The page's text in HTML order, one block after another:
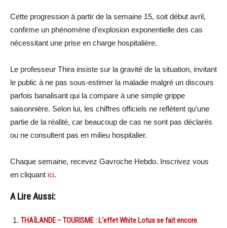
Cette progression à partir de la semaine 15, soit début avril,
confirme un phénomène d’explosion exponentielle des cas
nécessitant une prise en charge hospitalière.
Le professeur Thira insiste sur la gravité de la situation, invitant
le public à ne pas sous-estimer la maladie malgré un discours
parfois banalisant qui la compare à une simple grippe
saisonnière. Selon lui, les chiffres officiels ne reflètent qu’une
partie de la réalité, car beaucoup de cas ne sont pas déclarés
ou ne consultent pas en milieu hospitalier.
Chaque semaine, recevez Gavroche Hebdo. Inscrivez vous
en cliquant ici.
A Lire Aussi:
THAÏLANDE – TOURISME : L’effet White Lotus se fait encore